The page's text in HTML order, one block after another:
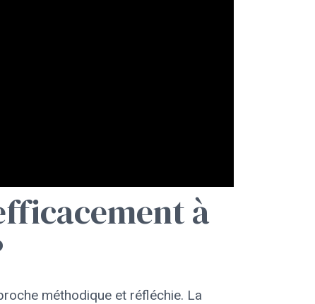
à
méthodique et réfléchie. La